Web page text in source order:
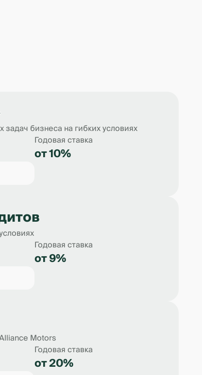
бизнеса на гибких условиях
Годовая ставка
от 10%
Годовая ставка
от 9%
Motors
Годовая ставка
от 20%